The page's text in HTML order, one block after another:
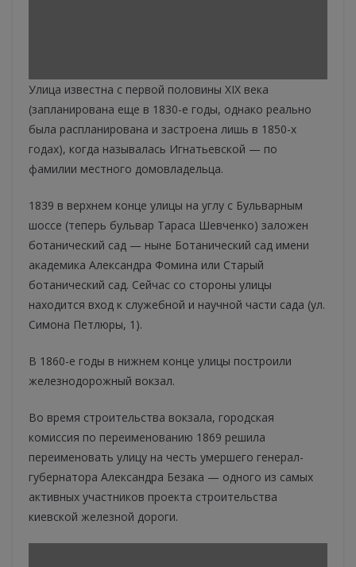
Улица известна с первой половины XIX века
(запланирована еще в 1830-е годы, однако реально
была распланирована и застроена лишь в 1850-х
годах), когда называлась Игнатьевской — по
фамилии местного домовладельца.
1839 в верхнем конце улицы на углу с Бульварным
шоссе (теперь бульвар Тараса Шевченко) заложен
ботанический сад — ныне Ботанический сад имени
академика Александра Фомина или Старый
ботанический сад. Сейчас со стороны улицы
находится вход к служебной и научной части сада (ул.
Симона Петлюры, 1).
В 1860-е годы в нижнем конце улицы построили
железнодорожный вокзал.
Во время строительства вокзала, городская
комиссия по переименованию 1869 решила
переименовать улицу на честь умершего генерал-
губернатора Александра Безака — одного из самых
активных участников проекта строительства
киевской железной дороги.